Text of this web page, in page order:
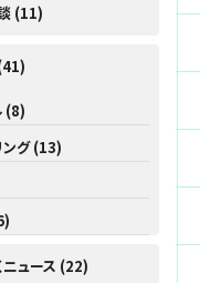
(11)
(8)
グ(13)
ニュース (22)